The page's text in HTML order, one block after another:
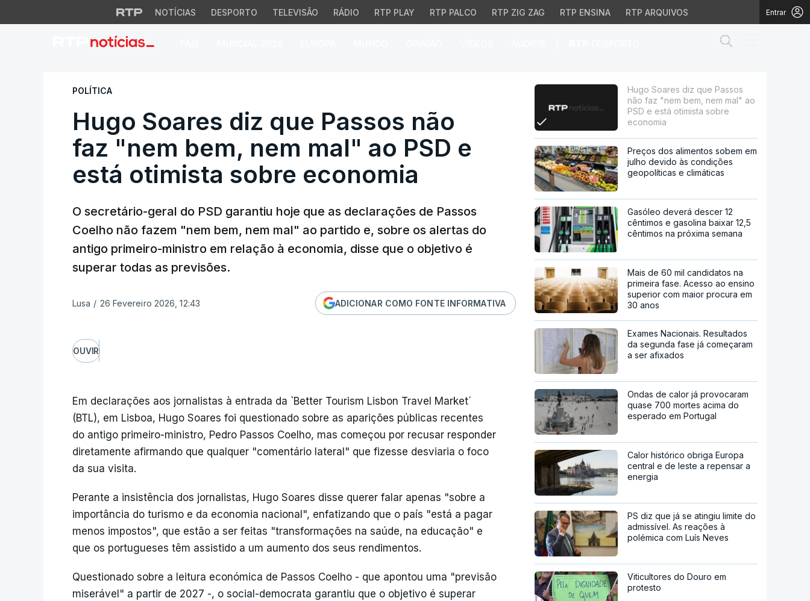
NOTÍCIAS DESPORTO TELEVISÃO RÁDIO RTP PLAY RTP PALCO RTP ZIG ZAG RTP ENSINA RTP ARQUIVOS Entrar
Hugo Soares diz que Passos não faz "nem bem, nem mal" ao
POLÍTICA
Hugo Soares diz que Passos não
faz "nem bem, nem mal" ao PSD e
está otimista sobre economia
O secretário-geral do PSD garantiu hoje que as declarações de Passos
Coelho não fazem "nem bem, nem mal" ao partido e, sobre os alertas do
antigo primeiro-ministro em relação à economia, disse que o objetivo é
superar todas as previsões.
Lusa / 26 Fevereiro 2026, 12:43 ADICIONAR COMO FONTE INFORMATIVA
OUVIR
Em declarações aos jornalistas à entrada da `Better Tourism Lisbon Travel Market´
(BTL), em Lisboa, Hugo Soares foi questionado sobre as aparições públicas recentes
do antigo primeiro-ministro, Pedro Passos Coelho, mas começou por recusar responder
diretamente afirmando que qualquer "comentário lateral" que fizesse desviaria o foco
da sua visita.
Perante a insistência dos jornalistas, Hugo Soares disse querer falar apenas "sobre a
importância do turismo e da economia nacional", enfatizando que o país "está a pagar
menos impostos", que estão a ser feitas "transformações na saúde, na educação" e
que os portugueses têm assistido a um aumento dos seus rendimentos.
Questionado sobre a leitura económica de Passos Coelho - que apontou uma "previsão
miserável" a partir de 2027 -, o social-democrata garantiu que o objetivo é superar
Hugo Soares diz que Passos
não faz "nem bem, nem mal" ao
PSD e está otimista sobre
economia
Preços dos alimentos sobem em
julho devido às condições
geopolíticas e climáticas
Gasóleo deverá descer 12
cêntimos e gasolina baixar 12,5
cêntimos na próxima semana
Mais de 60 mil candidatos na
primeira fase. Acesso ao ensino
superior com maior procura em
30 anos
Exames Nacionais. Resultados
da segunda fase já começaram
a ser afixados
Ondas de calor já provocaram
quase 700 mortes acima do
esperado em Portugal
Calor histórico obriga Europa
central e de leste a repensar a
energia
PS diz que já se atingiu limite do
admissível. As reações à
polémica com Luís Neves
Viticultores do Douro em
protesto